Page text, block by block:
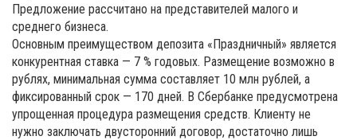
Предложение рассчитано на представителей малого и
среднего бизнеса.
Основным преимуществом депозита «Праздничный» является
конкурентная ставка — 7 % годовых. Размещение возможно в
рублях, минимальная сумма составляет 10 млн рублей, а
фиксированный срок — 170 дней. В Сбербанке предусмотрена
упрощенная процедура размещения средств. Клиенту не
нужно заключать двусторонний договор, достаточно лишь